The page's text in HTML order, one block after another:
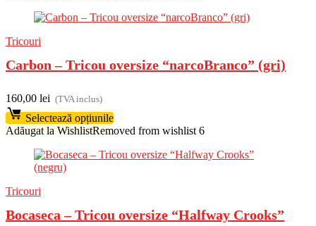
Tricouri
Carbon – Tricou oversize “narcoBranco” (gri)
160,00 lei (TVA inclus)
Selectează opțiunile
Adăugat la WishlistRemoved from wishlist 6
Tricouri
Bocaseca – Tricou oversize “Halfway Crooks”